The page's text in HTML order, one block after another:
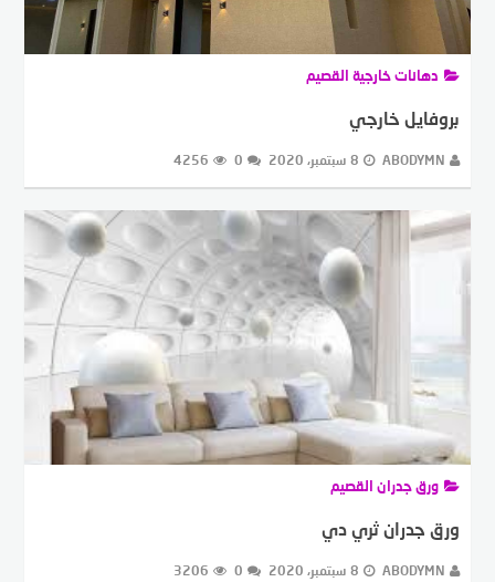
دهانات خارجية القصيم
بروفايل خارجي
ABODYMN 8 سبتمبر، 2020 0
4256
ورق جدران القصيم
ورق جدران ثري دي
ABODYMN 8 سبتمبر، 2020 0
3206